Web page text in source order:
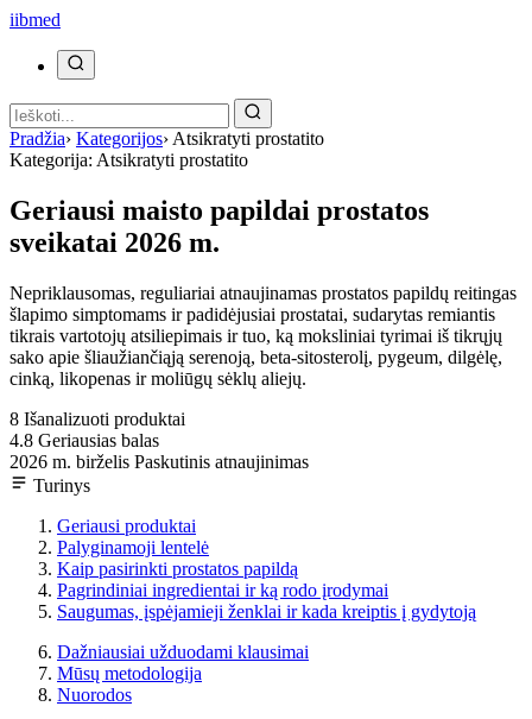
iibmed
Pradžia› Kategorijos› Atsikratyti prostatito
Kategorija: Atsikratyti prostatito
Geriausi maisto papildai prostatos
sveikatai 2026 m.
Nepriklausomas, reguliariai atnaujinamas prostatos papildų reitingas
šlapimo simptomams ir padidėjusiai prostatai, sudarytas remiantis
tikrais vartotojų atsiliepimais ir tuo, ką moksliniai tyrimai iš tikrųjų
sako apie šliaužiančiąją serenoją, beta-sitosterolį, pygeum, dilgėlę,
cinką, likopenas ir moliūgų sėklų aliejų.
8 Išanalizuoti produktai
4.8 Geriausias balas
2026 m. birželis Paskutinis atnaujinimas
Turinys
Geriausi produktai
Palyginamoji lentelė
Kaip pasirinkti prostatos papildą
Pagrindiniai ingredientai ir ką rodo įrodymai
Saugumas, įspėjamieji ženklai ir kada kreiptis į gydytoją
Dažniausiai užduodami klausimai
Mūsų metodologija
Nuorodos